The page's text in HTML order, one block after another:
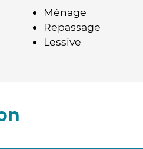
Ménage
Repassage
Lessive